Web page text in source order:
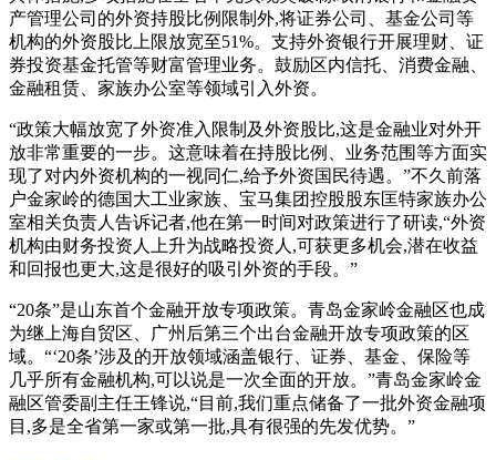
产管理公司的外资持股比例限制外,将证券公司、基金公司等
机构的外资股比上限放宽至51%。支持外资银行开展理财、证
券投资基金托管等财富管理业务。鼓励区内信托、消费金融、
金融租赁、家族办公室等领域引入外资。
“政策大幅放宽了外资准入限制及外资股比,这是金融业对外开
放非常重要的一步。这意味着在持股比例、业务范围等方面实
现了对内外资机构的一视同仁,给予外资国民待遇。”不久前落
户金家岭的德国大工业家族、宝马集团控股股东匡特家族办公
室相关负责人告诉记者,他在第一时间对政策进行了研读,“外资
机构由财务投资人上升为战略投资人,可获更多机会,潜在收益
和回报也更大,这是很好的吸引外资的手段。”
“20条”是山东首个金融开放专项政策。青岛金家岭金融区也成
为继上海自贸区、广州后第三个出台金融开放专项政策的区
域。“‘20条’涉及的开放领域涵盖银行、证券、基金、保险等
几乎所有金融机构,可以说是一次全面的开放。”青岛金家岭金
融区管委副主任王锋说,“目前,我们重点储备了一批外资金融项
目,多是全省第一家或第一批,具有很强的先发优势。”